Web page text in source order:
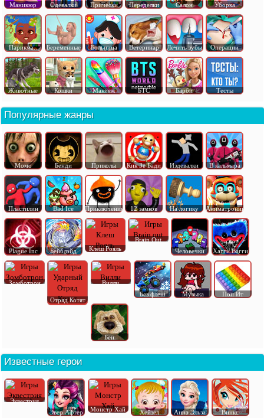
Маникюр Одевалки Прически Переделки Салон Уборка
Парикма.. Беременные Больница Ветеринар Лечить зубы Операции
Животные Кошки Макияж БТС Барби Тесты
Популярные жанры
Момо Бенди Приколы Кик Зе Бади Издевалки В кальмара
Пластилин Bad Ice Приключения 12 замков На логику Аниматроник
Plague Inc Бейблэйд Клеш Рояль
Brain Out
Человечки
Хагги Вагги
Зомботрон
Отряд Котят
Вилли
Без флеш
Музыка Поп Ит
Бен
Известные герои
Эквестрия
Эвер Афтер
Монстр Хай Хейзел Анна Эльза Винкс